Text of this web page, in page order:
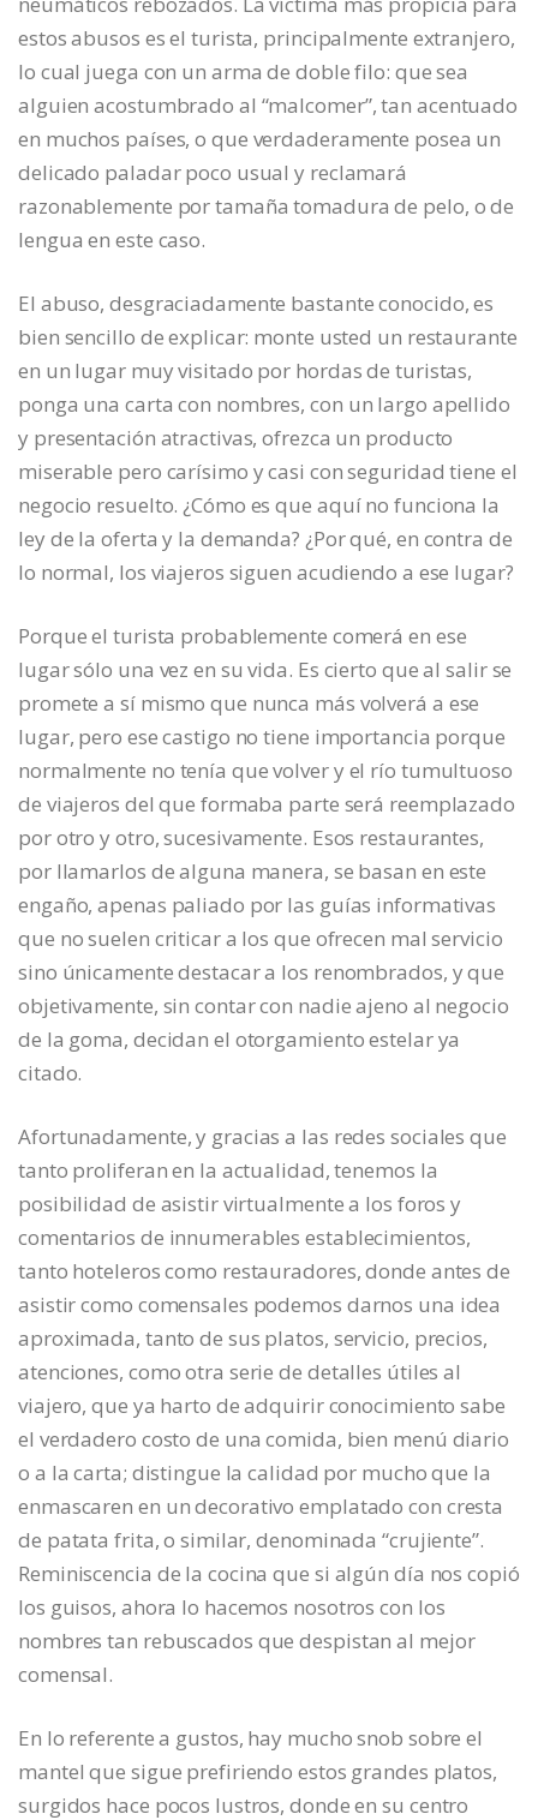
estos abusos es el turista, principalmente extranjero,
lo cual juega con un arma de doble filo: que sea
alguien acostumbrado al “malcomer”, tan acentuado
en muchos países, o que verdaderamente posea un
delicado paladar poco usual y reclamará
razonablemente por tamaña tomadura de pelo, o de
lengua en este caso.
El abuso, desgraciadamente bastante conocido, es
bien sencillo de explicar: monte usted un restaurante
en un lugar muy visitado por hordas de turistas,
ponga una carta con nombres, con un largo apellido
y presentación atractivas, ofrezca un producto
miserable pero carísimo y casi con seguridad tiene el
negocio resuelto. ¿Cómo es que aquí no funciona la
ley de la oferta y la demanda? ¿Por qué, en contra de
lo normal, los viajeros siguen acudiendo a ese lugar?
Porque el turista probablemente comerá en ese
lugar sólo una vez en su vida. Es cierto que al salir se
promete a sí mismo que nunca más volverá a ese
lugar, pero ese castigo no tiene importancia porque
normalmente no tenía que volver y el río tumultuoso
de viajeros del que formaba parte será reemplazado
por otro y otro, sucesivamente. Esos restaurantes,
por llamarlos de alguna manera, se basan en este
engaño, apenas paliado por las guías informativas
que no suelen criticar a los que ofrecen mal servicio
sino únicamente destacar a los renombrados, y que
objetivamente, sin contar con nadie ajeno al negocio
de la goma, decidan el otorgamiento estelar ya
citado.
Afortunadamente, y gracias a las redes sociales que
tanto proliferan en la actualidad, tenemos la
posibilidad de asistir virtualmente a los foros y
comentarios de innumerables establecimientos,
tanto hoteleros como restauradores, donde antes de
asistir como comensales podemos darnos una idea
aproximada, tanto de sus platos, servicio, precios,
atenciones, como otra serie de detalles útiles al
viajero, que ya harto de adquirir conocimiento sabe
el verdadero costo de una comida, bien menú diario
o a la carta; distingue la calidad por mucho que la
enmascaren en un decorativo emplatado con cresta
de patata frita, o similar, denominada “crujiente”.
Reminiscencia de la cocina que si algún día nos copió
los guisos, ahora lo hacemos nosotros con los
nombres tan rebuscados que despistan al mejor
comensal.
En lo referente a gustos, hay mucho snob sobre el
mantel que sigue prefiriendo estos grandes platos,
surgidos hace pocos lustros, donde en su centro